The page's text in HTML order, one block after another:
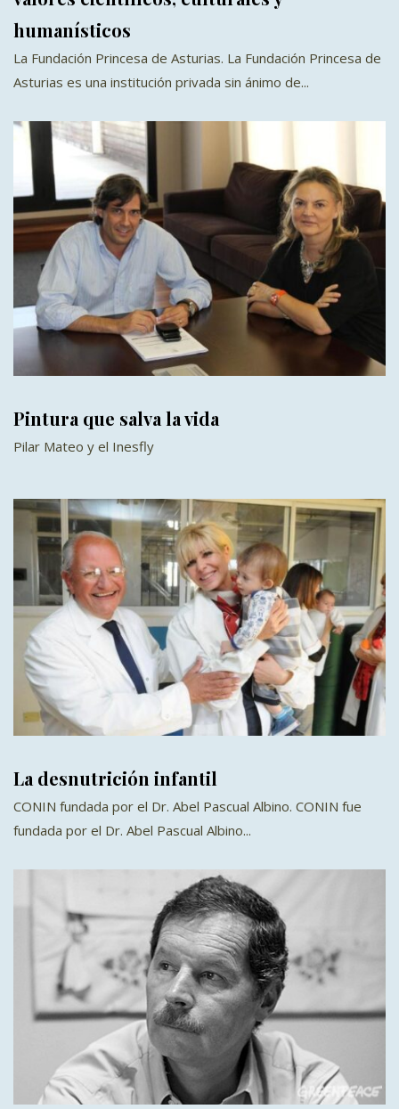
humanísticos
La Fundación Princesa de Asturias. La Fundación Princesa de
Asturias es una institución privada sin ánimo de...
Pintura que salva la vida
Pilar Mateo y el Inesfly
La desnutrición infantil
CONIN fundada por el Dr. Abel Pascual Albino. CONIN fue
fundada por el Dr. Abel Pascual Albino...